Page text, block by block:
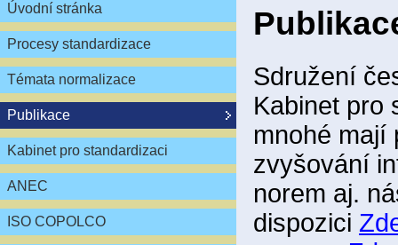
Úvodní stránka
Procesy standardizace
Témata normalizace
Publikace
Kabinet pro standardizaci
ANEC
ISO COPOLCO
Sdružení
Kabinet pro
mnohé mají
zvyšování
norem aj.
dispozici